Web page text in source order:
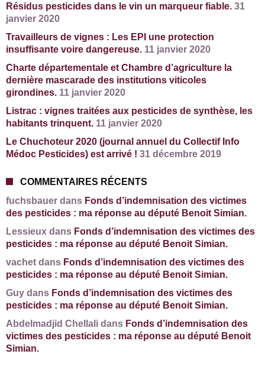
Résidus pesticides dans le vin un marqueur fiable. 31
janvier 2020
Travailleurs de vignes : Les EPI une protection
insuffisante voire dangereuse. 11 janvier 2020
Charte départementale et Chambre d’agriculture la
dernière mascarade des institutions viticoles
girondines. 11 janvier 2020
Listrac : vignes traitées aux pesticides de synthèse, les
habitants trinquent. 11 janvier 2020
Le Chuchoteur 2020 (journal annuel du Collectif Info
Médoc Pesticides) est arrivé ! 31 décembre 2019
COMMENTAIRES RÉCENTS
fuchsbauer dans Fonds d’indemnisation des victimes
des pesticides : ma réponse au député Benoit Simian.
Lessieux dans Fonds d’indemnisation des victimes des
pesticides : ma réponse au député Benoit Simian.
vachet dans Fonds d’indemnisation des victimes des
pesticides : ma réponse au député Benoit Simian.
Guy dans Fonds d’indemnisation des victimes des
pesticides : ma réponse au député Benoit Simian.
Abdelmadjid Chellali dans Fonds d’indemnisation des
victimes des pesticides : ma réponse au député Benoit
Simian.